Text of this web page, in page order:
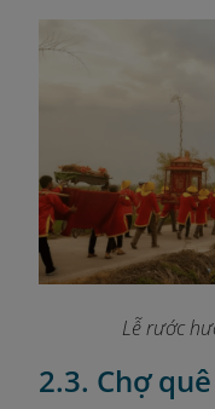
Lễ rước
2.3. Chợ